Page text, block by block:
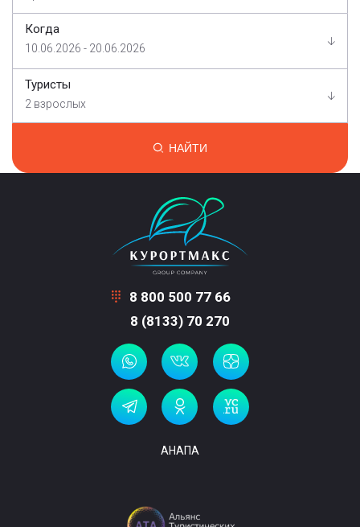
Когда
10.06.2026 - 20.06.2026
Туристы
2 взрослых
НАЙТИ
8 800 500 77 66
8 (8133) 70 270
АНАПА